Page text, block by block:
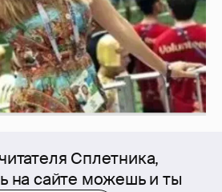
Сплетника,
на сайте можешь и ты